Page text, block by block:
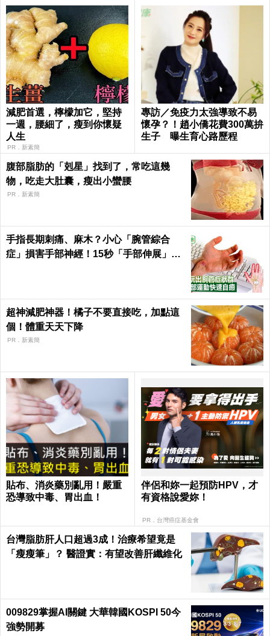
減肥首選，檸檬加它，堅持
一週，腰細了，瘦到你懷疑
人生
PR．新素簡
專訪／免疫力太強導致不易
懷孕？！趙小僑花費300萬拚
生子 曝生育心路歷程
腹部脂肪的「剋星」找到了，常吃這幾
物，吃走大肚囊，瘦出小蠻腰
PR．新素簡
手指長期刺痛、麻木？小心「腕管綜合
症」損害手部神經！15秒「手部伸展」這
超神減肥神器！橘子不要直接吃，加點這
個！體重天天下降
PR．新素簡
貼布、消炎藥別亂用！嚴重
恐導致中毒、胃出血！
伴侶和妳一起預防HPV，才
有資格說愛妳！
PR．台灣癌症基金會
台灣脂肪肝人口超過3成！治療希望竟是
「瘦瘦筆」？ 醫證實：有望改善肝纖維化
009829掌握AI關鍵 大華韓國KOSPI 50今
強勢開募